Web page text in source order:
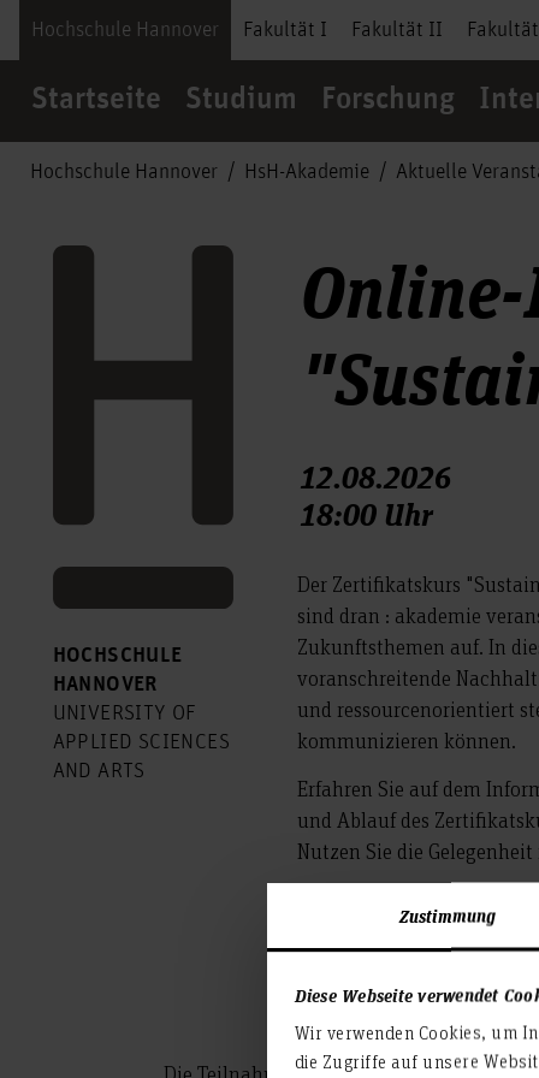
Zustimmung
Diese Webseite verwendet
Wir verwenden Cookies, um
die Zugriffe auf unsere
Hochschule Hannover Fakultät I Fakultät II
Startseite Studium Forschung
Hochschule Hannover HsH-Akademie Aktuelle
HOCHSCHULE
HANNOVER
UNIVERSITY OF
APPLIED SCIENCES
AND ARTS
12.08.2026
18:00 Uhr
Der Zertifikatskurs
sind dran : akademie
Zukunftsthemen auf. In
voranschreitende
und ressourcenorientiert
kommunizieren können.
Erfahren Sie auf dem
und Ablauf des
Nutzen Sie die
Details zur